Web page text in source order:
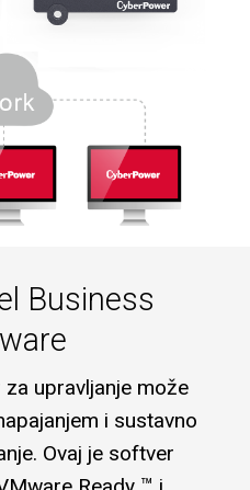
Business
upravljanje može
i sustavno
Ovaj je softver